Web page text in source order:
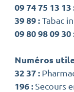
09 74 75 13 13
39 89 :Tabac
09 80 98 09 30
Numéros
32 37 :
196 : Secours